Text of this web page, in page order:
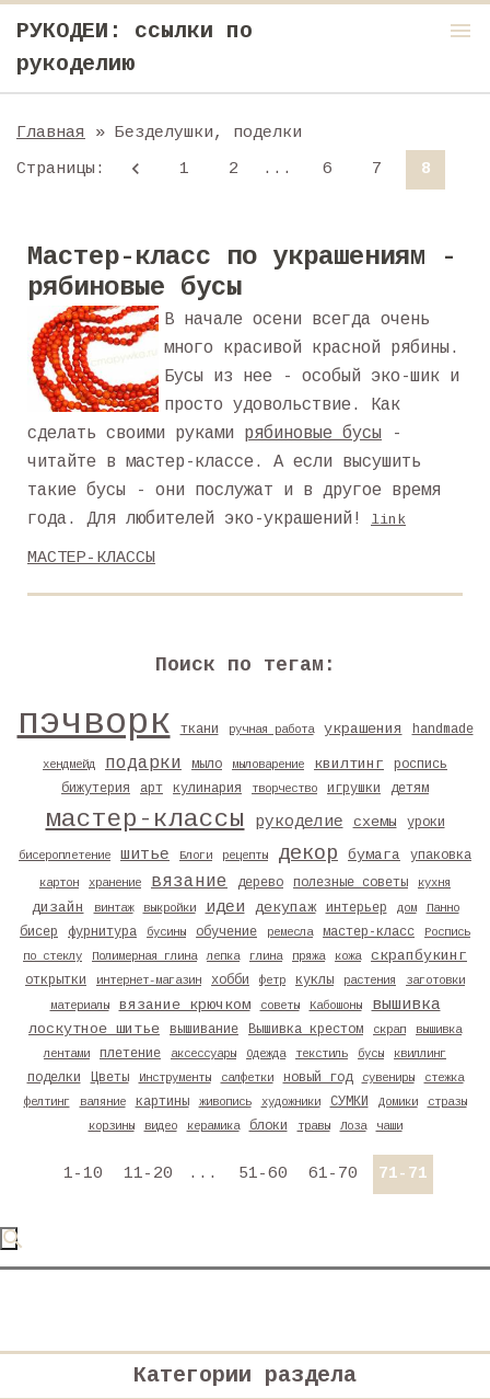
РУКОДЕИ: ссылки по
рукоделию
menu
Главная
» Безделушки, поделки
Страницы : 1 2 ... 6 7 8
Мастер-класс по украшениям -
рябиновые бусы
В начале осени всегда очень
много красивой красной рябины.
Бусы из нее - особый эко-шик и
просто удовольствие. Как
сделать своими руками рябиновые бусы -
читайте в мастер-классе. А если высушить
такие бусы - они послужат и в другое время
года. Для любителей эко-украшений!
link
МАСТЕР-КЛАССЫ
Поиск по тегам:
пэчворк ткани ручная работа украшения handmade
хендмейд подарки мыло мыловарение квилтинг
роспись
бижутерия
арт кулинария творчество игрушки детям
мастер-классы рукоделие схемы уроки
бисероплетение шитье Блоги рецепты декор бумага упаковка
картон хранение вязание дерево полезные советы кухня
дизайн винтаж выкройки идеи декупаж интерьер дом Панно
бисер фурнитура бусины обучение ремесла мастер-класс
Роспись
по стеклу
Полимерная глина лепка глина пряжа кожа скрапбукинг
открытки интернет-магазин хобби фетр куклы растения
заготовки
материалы
вязание крючком советы Кабошоны вышивка
лоскутное шитье вышивание Вышивка крестом скрап
вышивка
лентами
плетение аксессуары Одежда текстиль бусы квиллинг
поделки Цветы Инструменты салфетки новый год сувениры
стежка
фелтинг
валяние картины живопись художники СУМКИ Домики
стразы
корзины
видео керамика блоки травы Лоза чаши
1-10 11-20 ... 51-60 61-70 71-71
Категории раздела